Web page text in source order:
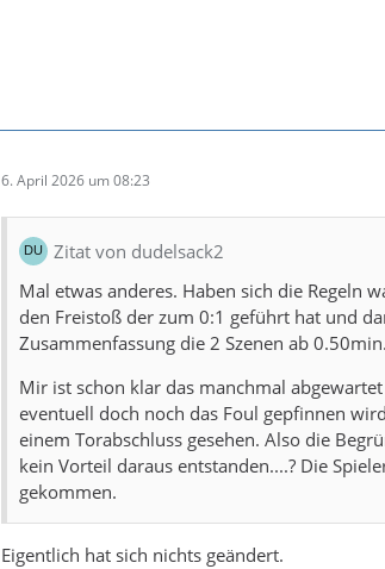
6. April 2026 um 08:23
Zitat von dudelsack2
Mal etwas anderes. Haben sich die Regeln
den Freistoß der zum 0:1 geführt hat und
Zusammenfassung die 2 Szenen ab 0.50min.
Mir ist schon klar das manchmal
eventuell doch noch das Foul gepfinnen
einem Torabschluss gesehen. Also die
kein Vorteil daraus entstanden....? Die
gekommen.
Eigentlich hat sich nichts geändert.